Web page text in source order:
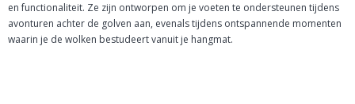
en functionaliteit. Ze zijn ontworpen om je voeten te ondersteunen tijdens
avonturen achter de golven aan, evenals tijdens ontspannende momenten
waarin je de wolken bestudeert vanuit je hangmat.